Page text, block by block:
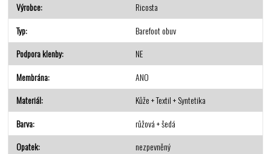
Výrobce
Ricosta
Typ
Barefoot obuv
Podpora klenby
NE
Membrána
ANO
Materiál
Kůže + Textil + Syntetika
Barva
růžová + šedá
Opatek
nezpevněný